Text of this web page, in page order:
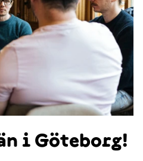
i Göteborg!